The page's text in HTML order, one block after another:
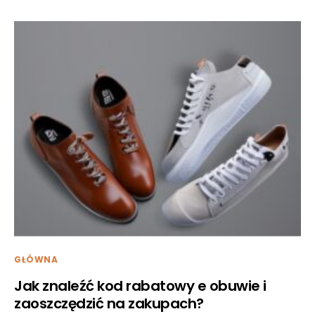
GŁÓWNA
Jak znaleźć kod rabatowy e obuwie i
zaoszczędzić na zakupach?